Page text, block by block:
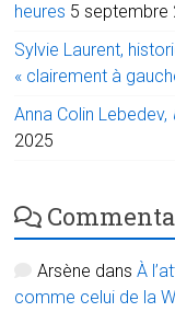
heures 5 septembre
Sylvie Laurent,
« clairement à
Anna Colin Lebedev,
2025
Arsène dansÀ
comme celui de la